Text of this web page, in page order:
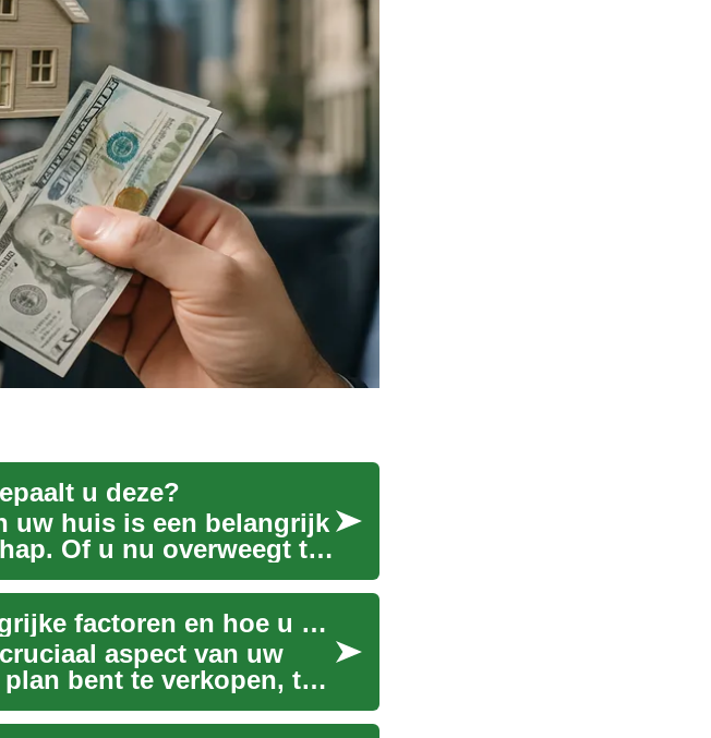
u deze?
uw huis is een belangrijk
Of u nu overweegt te
De waarde van uw huis: Belangrijke factoren en hoe u deze kunt beïnvloeden
aspect van uw
bent te verkopen, te